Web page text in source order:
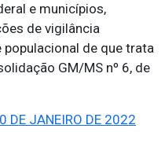
e municípios,
de vigilância
de que trata
GM/MS nº 6, de
DE JANEIRO DE 2022